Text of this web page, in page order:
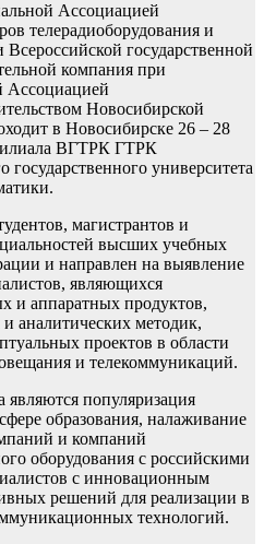
Ассоциацией
телерадиоборудования и
государственной
компания при
Ассоциацией
Новосибирской
в Новосибирске 26 – 28
ВГТРК ГТРК
университета
магистрантов и
высших учебных
и направлен на выявление
являющихся
и аппаратных продуктов,
аналитических методик,
проектов в области
и телекоммуникаций.
популяризация
образования, налаживание
и компаний
оборудования с российскими
с инновационным
решений для реализации в
технологий.